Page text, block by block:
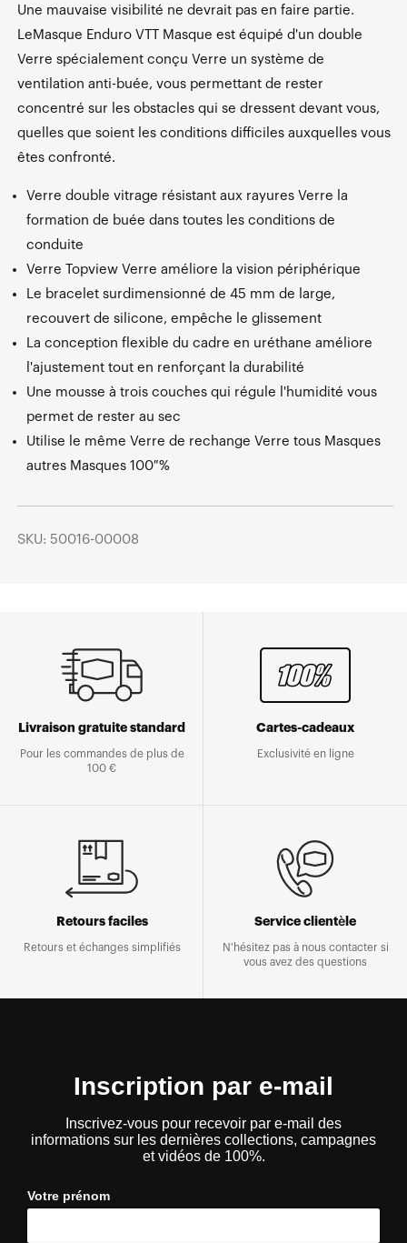
Une mauvaise visibilité ne devrait pas en faire partie.
LeMasque Enduro VTT Masque est équipé d'un double
Verre spécialement conçu Verre un système de
ventilation anti-buée, vous permettant de rester
concentré sur les obstacles qui se dressent devant vous,
quelles que soient les conditions difficiles auxquelles vous
êtes confronté.
Verre double vitrage résistant aux rayures Verre la
formation de buée dans toutes les conditions de
conduite
Verre Topview Verre améliore la vision périphérique
Le bracelet surdimensionné de 45 mm de large,
recouvert de silicone, empêche le glissement
La conception flexible du cadre en uréthane améliore
l'ajustement tout en renforçant la durabilité
Une mousse à trois couches qui régule l'humidité vous
permet de rester au sec
Utilise le même Verre de rechange Verre tous Masques
autres Masques 100 %
SKU: 50016-00008
Livraison gratuite standard
Pour les commandes de plus de
100 €
Cartes-cadeaux
Exclusivité en ligne
Retours faciles
Retours et échanges simplifiés
Service clientèle
N'hésitez pas à nous contacter si
vous avez des questions
Inscription par e-mail
Inscrivez-vous pour recevoir par e-mail des
informations sur les dernières collections, campagnes
et vidéos de 100%.
Votre prénom